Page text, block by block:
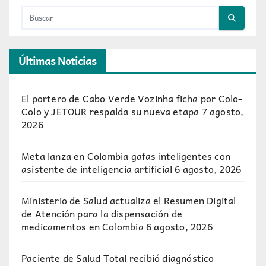
Últimas Noticias
El portero de Cabo Verde Vozinha ficha por Colo-
Colo y JETOUR respalda su nueva etapa7 agosto,
2026
Meta lanza en Colombia gafas inteligentes con
asistente de inteligencia artificial 6 agosto, 2026
Ministerio de Salud actualiza el Resumen Digital
de Atención para la dispensación de
medicamentos en Colombia6 agosto, 2026
Paciente de Salud Total recibió diagnóstico